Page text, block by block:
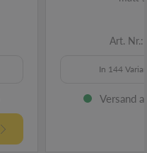
Art.
In 144
Versand